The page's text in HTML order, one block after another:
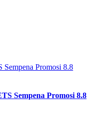
Promosi 8.8
Sempena Promosi 8.8